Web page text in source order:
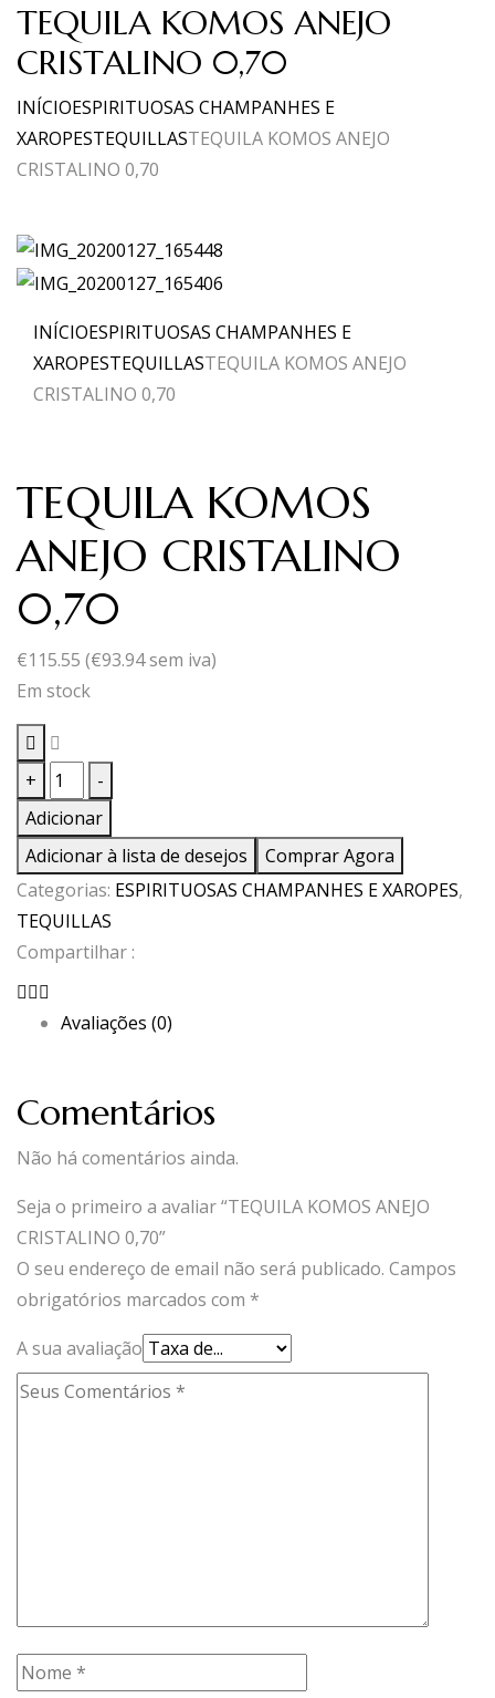
TEQUILA KOMOS ANEJO
CRISTALINO 0,70
INÍCIOESPIRITUOSAS CHAMPANHES E
XAROPESTEQUILLASTEQUILA KOMOS ANEJO
CRISTALINO 0,70
INÍCIOESPIRITUOSAS CHAMPANHES E
XAROPESTEQUILLASTEQUILA KOMOS ANEJO
CRISTALINO 0,70
TEQUILA KOMOS
ANEJO CRISTALINO
0,70
€115.55 (€93.94sem iva)
Em stock
+
Quantidade
de
TEQUILA
KOMOS
ANEJO
CRISTALINO
0,70
-
Adicionar
Adicionar à lista de desejos
Comprar Agora
Categorias: ESPIRITUOSAS CHAMPANHES E XAROPES,
TEQUILLAS
Compartilhar :
Avaliações (0)
Comentários
Não há comentários ainda.
Seja o primeiro a avaliar “TEQUILA KOMOS ANEJO
CRISTALINO 0,70”
O seu endereço de email não será publicado. Campos
obrigatórios marcados com *
A sua avaliação